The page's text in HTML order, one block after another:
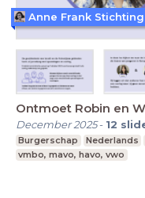
Ontmoet Robin en
December 2025- 12
Burgerschap Nederlands
vmbo, mavo, havo, vwo
Anne Frank Stichting